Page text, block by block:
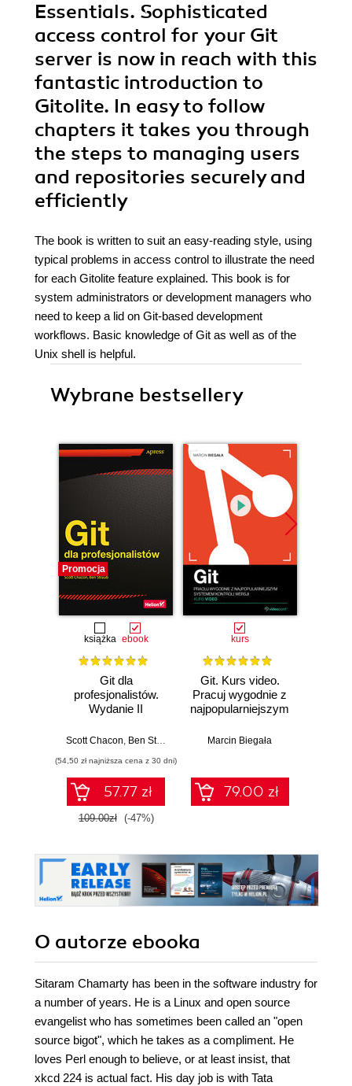
Essentials. Sophisticated
access control for your Git
server is now in reach with this
fantastic introduction to
Gitolite. In easy to follow
chapters it takes you through
the steps to managing users
and repositories securely and
efficiently
The book is written to suit an easy-reading style, using
typical problems in access control to illustrate the need
for each Gitolite feature explained. This book is for
system administrators or development managers who
need to keep a lid on Git-based development
workflows. Basic knowledge of Git as well as of the
Unix shell is helpful.
Wybrane bestsellery
Promocja
książka ebook
Git dla
profesjonalistów.
Wydanie II
Scott Chacon, Ben Straub
(54,50 zł najniższa cena z 30 dni)
57.77 zł
109.00zł (-47%)
kurs
Git. Kurs video.
Pracuj wygodnie z
najpopularniejszym
wersji
Marcin Biegała
79.00 zł
O autorze ebooka
Sitaram Chamarty has been in the software industry for
a number of years. He is a Linux and open source
evangelist who has sometimes been called an "open
source bigot", which he takes as a compliment. He
loves Perl enough to believe, or at least insist, that
xkcd 224 is actual fact. His day job is with Tata